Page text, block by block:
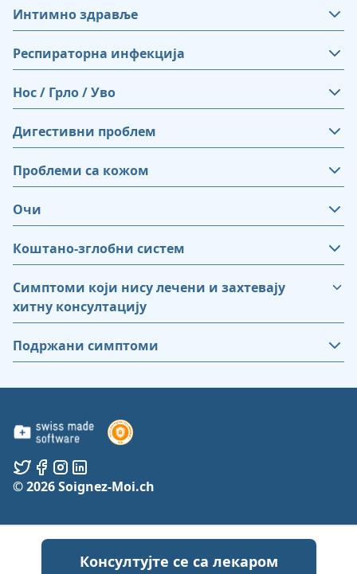
Консултујте се са лекаром
Интимно здравље
Респираторна инфекција
Нос / Грло / Уво
Дигестивни проблем
Проблеми са кожом
Очи
Коштано-зглобни систем
Симптоми који нису лечени и захтевају
хитну консултацију
Подржани симптоми
© 2026 Soignez-Moi.ch